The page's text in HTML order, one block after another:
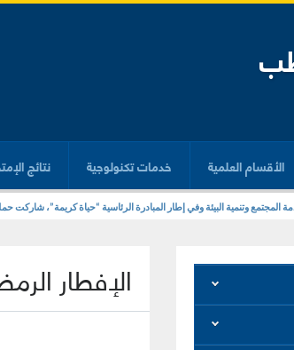
الأقسام العلمية خدمات تكنولوجية نتائج
وتنمية البيئة وفي إطار المبادرة الرئاسية “حياة كريمة”، شاركت
الأنف والأذن والحنجره وعميد كليه الطب الأسبق بمناسبة فوز سيادته
الإفطار